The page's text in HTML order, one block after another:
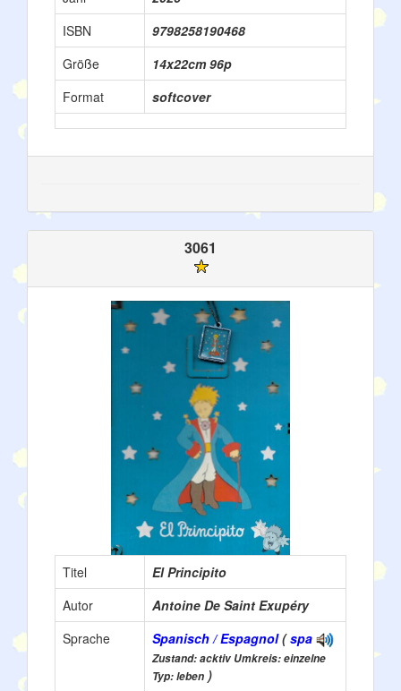
ISBN
9798258190468
Größe
14x22cm 96p
Format
softcover
3061
Titel
El Principito
Autor
Antoine De Saint Exupéry
Sprache
Spanisch / Espagnol(spa
Zustand: acktiv Umkreis: einzelne
Typ: leben )